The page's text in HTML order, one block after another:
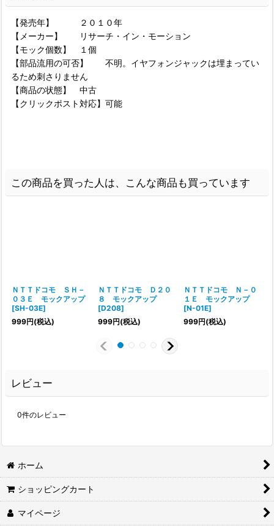
【発売年】 ２０１０年
【メーカー】 リサーチ・イン・モーション
【モック個数】 １個
【部品流用の可否】 不明。イヤフォンジャックは埋まってい
るため刺さりません
【商品の状態】 中古
【クリックポスト対応】可能
この商品を買った人は、こんな商品も買っています
ＮＴＴドコモ ＳＨ－
０３Ｅ モックアップ
[SH-03E]
999円(税込)
ＮＴＴドコモ Ｄ２０
８ モックアップ
[D208]
999円(税込)
ＮＴＴドコモ Ｎ－０
１Ｅ モックアップ
[N-01E]
999円(税込)
レビュー
0件のレビュー
ホーム
ショッピングカート
マイページ